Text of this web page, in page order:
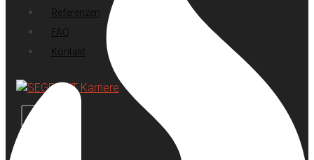
Referenzen
FAQ
Kontakt